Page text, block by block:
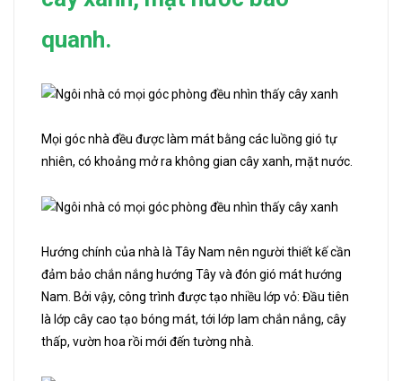
quanh.
Mọi góc nhà đều được làm mát bằng các luồng gió tự
nhiên, có khoảng mở ra không gian cây xanh, mặt nước.
Hướng chính của nhà là Tây Nam nên người thiết kế cần
đảm bảo chắn nắng hướng Tây và đón gió mát hướng
Nam. Bởi vậy, công trình được tạo nhiều lớp vỏ: Đầu tiên
là lớp cây cao tạo bóng mát, tới lớp lam chắn nắng, cây
thấp, vườn hoa rồi mới đến tường nhà.